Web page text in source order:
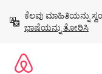
ಹೋಗಿ
ಕೆಲವು ಮಾಹಿತಿಯನ್ನು
ಭಾಷೆಯನ್ನು ತೋರಿಸಿ